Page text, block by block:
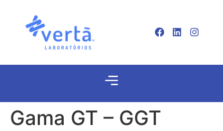
Gama GT – GGT